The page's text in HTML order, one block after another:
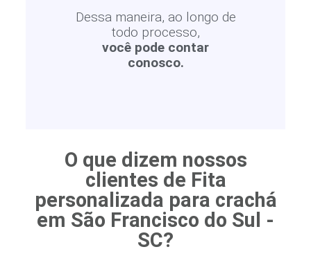
Dessa maneira, ao longo de
todo processo,
você pode contar
conosco.
O que dizem nossos
clientes de Fita
personalizada para crachá
em São Francisco do Sul -
SC?